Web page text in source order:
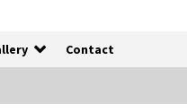
Contact